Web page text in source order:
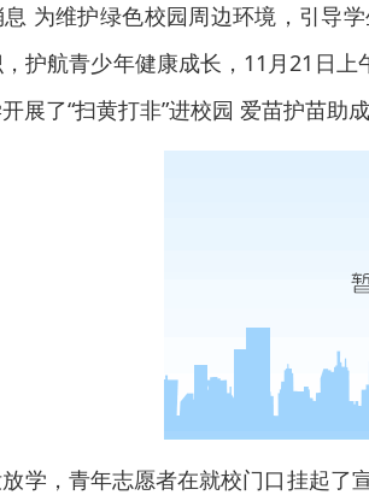
为维护绿色校园周边环境，引导
护航青少年健康成长，11月21日
展了“扫黄打非”进校园 爱苗护苗助
学，青年志愿者在就校门口挂起